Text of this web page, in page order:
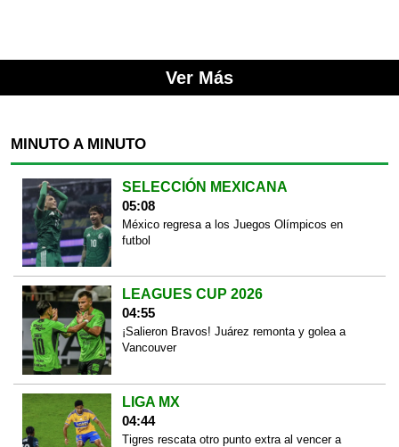
Ver Más
MINUTO A MINUTO
SELECCIÓN MEXICANA
05:08
México regresa a los Juegos Olímpicos en
futbol
LEAGUES CUP 2026
04:55
¡Salieron Bravos! Juárez remonta y golea a
Vancouver
LIGA MX
04:44
Tigres rescata otro punto extra al vencer a